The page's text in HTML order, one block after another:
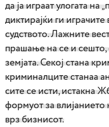
да ја играат улогата на
диктирајќи ги играчите
судството. Лажните
прашање на се и сешто,
земјата. Секој стана
криминалците станаа
сите се исти, истакна
формуот за
врз бизнисот.